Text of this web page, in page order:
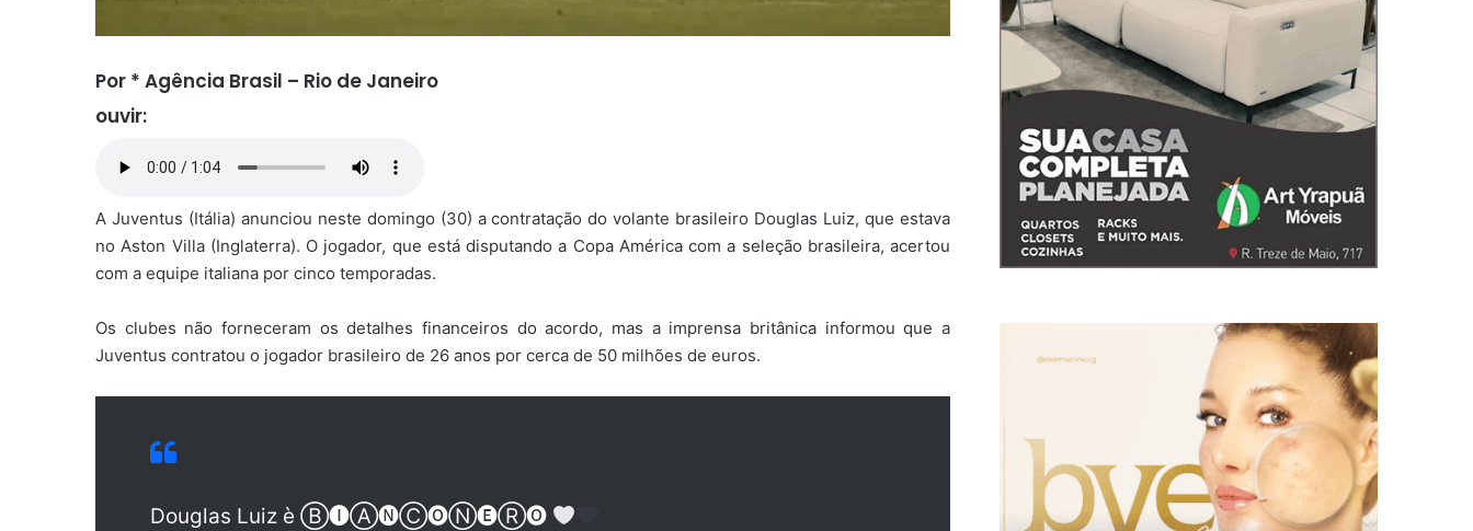
Por * Agência Brasil – Rio de Janeiro
ouvir:
A Juventus (Itália) anunciou neste domingo (30) a contratação do volante brasileiro Douglas Luiz, que estava
no Aston Villa (Inglaterra). O jogador, que está disputando a Copa América com a seleção brasileira, acertou
com a equipe italiana por cinco temporadas.
Os clubes não forneceram os detalhes financeiros do acordo, mas a imprensa britânica informou que a
Juventus contratou o jogador brasileiro de 26 anos por cerca de 50 milhões de euros.
Douglas Luiz è Ⓑ🅘Ⓐ🅝Ⓒ🅞Ⓝ🅔Ⓡ🅞